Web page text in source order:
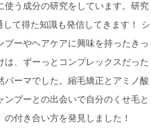
使う成分の研究をしています。研究
して得た知識も発信してきます！ シ
プーやヘアケアに興味を持ったきっ
は、ずーっとコンプレックスだった
パーマでした。縮毛矯正とアミノ酸
ンプーとの出会いで自分のくせ毛と
の付き合い方を発見しました！